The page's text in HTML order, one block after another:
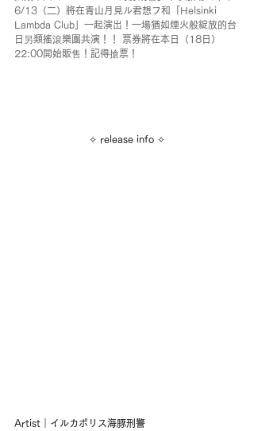
6/13（二）將在青山月見ル君想フ和「Helsinki
Lambda Club」一起演出！一場猶如煙火般綻放的台
日另類搖滾樂團共演！！ 票券將在本日（18日）
22:00開始販售！記得搶票！
✧ release info ✧
Artist｜イルカポリス海豚刑警